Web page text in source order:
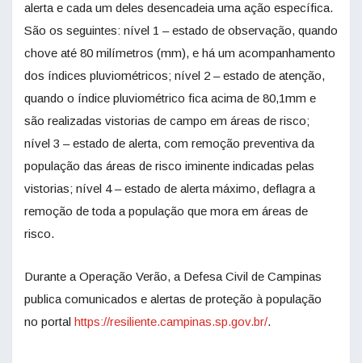
alerta e cada um deles desencadeia uma ação específica.
São os seguintes: nível 1 – estado de observação, quando
chove até 80 milímetros (mm), e há um acompanhamento
dos índices pluviométricos; nível 2 – estado de atenção,
quando o índice pluviométrico fica acima de 80,1mm e
são realizadas vistorias de campo em áreas de risco;
nível 3 – estado de alerta, com remoção preventiva da
população das áreas de risco iminente indicadas pelas
vistorias; nível 4 – estado de alerta máximo, deflagra a
remoção de toda a população que mora em áreas de
risco.
Durante a Operação Verão, a Defesa Civil de Campinas
publica comunicados e alertas de proteção à população
no portal https://resiliente.campinas.sp.gov.br/.